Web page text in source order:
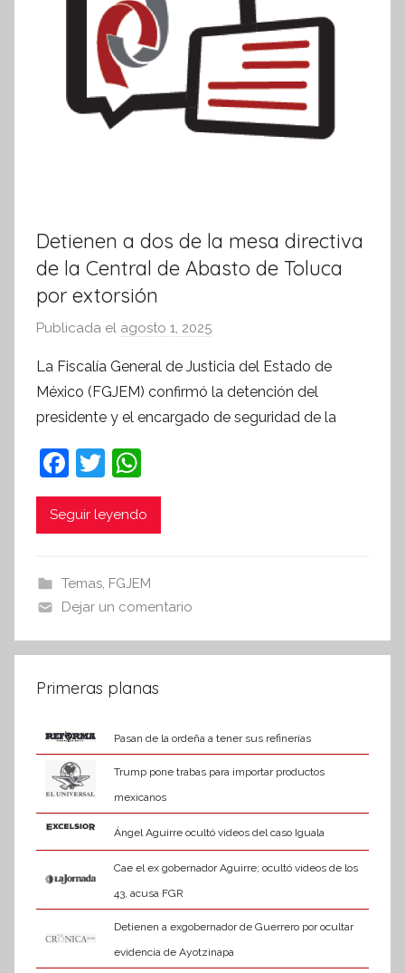
a
Detienen a dos de la mesa directiva
de la Central de Abasto de Toluca
por extorsión
Publicada el agosto 1, 2025
r
S
í
o
t
i
La Fiscalía General de Justicia del Estado de
México (FGJEM) confirmó la detención del
presidente y el encargado de seguridad de la
F
a
c
b
o
o
k
T
w
itt
h
at
A
p
p
Seguir leyendo
Temas, FGJEM
Dejar un comentario
Primeras planas
Pasan de la ordeña a tener sus refinerías
Trump pone trabas para importar productos
mexicanos
Ángel Aguirre ocultó videos del caso Iguala
Cae el ex gobernador Aguirre; ocultó videos de los
43, acusa FGR
Detienen a exgobernador de Guerrero por ocultar
evidencia de Ayotzinapa